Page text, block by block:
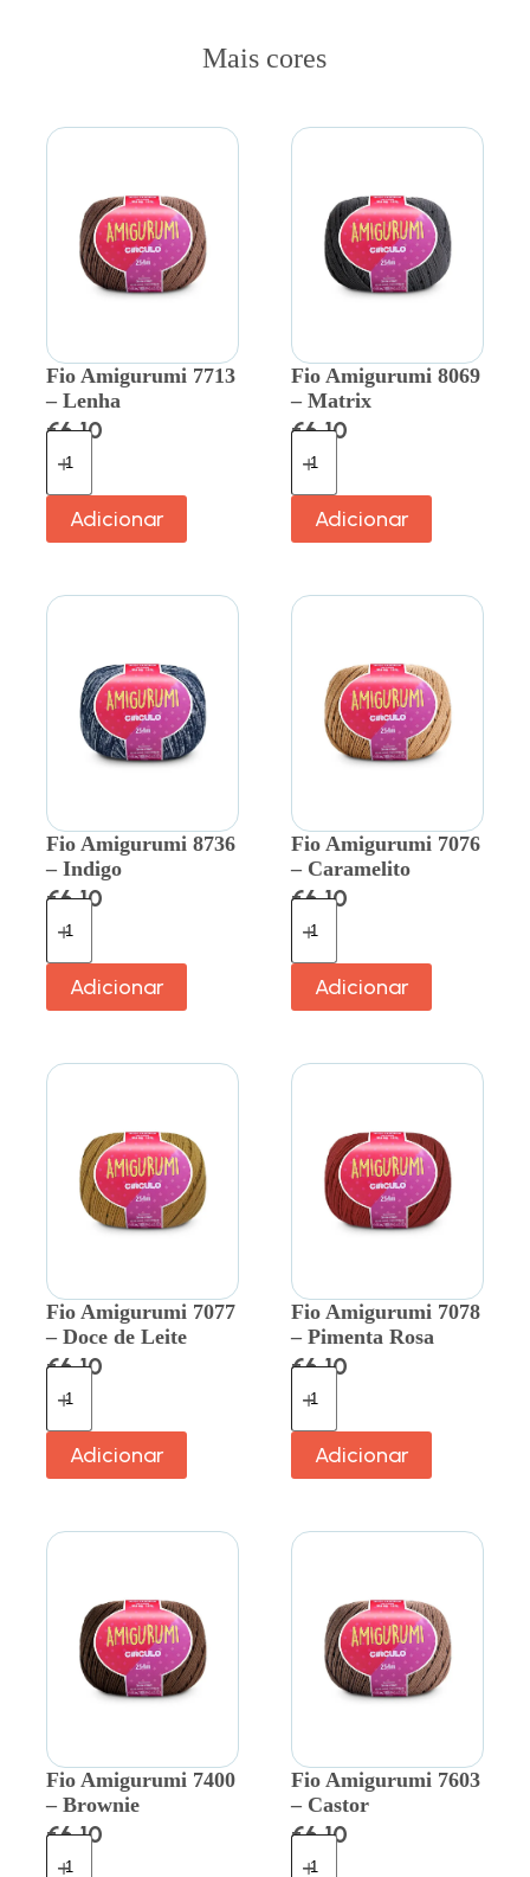
Mais cores
Fio Amigurumi 7713
– Lenha
€6.10
Adicionar
Fio Amigurumi 8069
– Matrix
€6.10
Adicionar
Fio Amigurumi 8736
– Indigo
€6.10
Adicionar
Fio Amigurumi 7076
– Caramelito
€6.10
Adicionar
Fio Amigurumi 7077
– Doce de Leite
€6.10
Adicionar
Fio Amigurumi 7078
– Pimenta Rosa
€6.10
Adicionar
Fio Amigurumi 7400
– Brownie
€6.10
Fio Amigurumi 7603
– Castor
€6.10